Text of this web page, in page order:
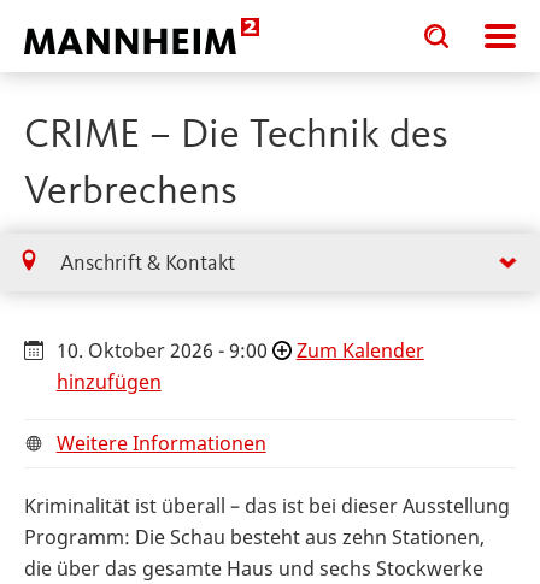
Toggle
search
input
Toggle
search
input
CRIME – Die Technik des
Verbrechens
Anschrift & Kontakt
10. Oktober 2026 - 9:00
Zum Kalender
hinzufügen
Weitere Informationen
Kriminalität ist überall – das ist bei dieser Ausstellung
Programm: Die Schau besteht aus zehn Stationen,
die über das gesamte Haus und sechs Stockwerke